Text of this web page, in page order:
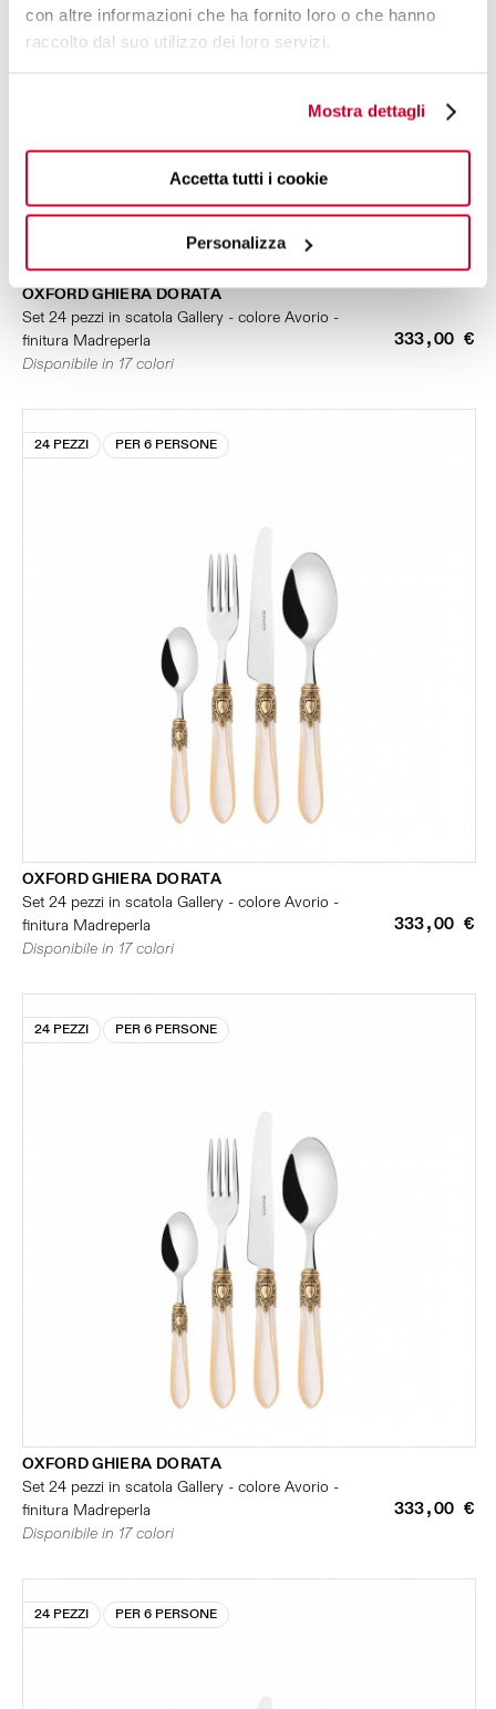
con altre informazioni che ha fornito loro o che hanno
raccolto dal suo utilizzo dei loro servizi.
Mostra dettagli
Accetta tutti i cookie
Personalizza
OXFORD GHIERA DORATA
Set 24 pezzi in scatola Gallery - colore Avorio -
finitura Madreperla
333,00 €
Disponibile in 17 colori
24 PEZZI PER 6 PERSONE
OXFORD GHIERA DORATA
Set 24 pezzi in scatola Gallery - colore Avorio -
finitura Madreperla
333,00 €
Disponibile in 17 colori
24 PEZZI PER 6 PERSONE
OXFORD GHIERA DORATA
Set 24 pezzi in scatola Gallery - colore Avorio -
finitura Madreperla
333,00 €
Disponibile in 17 colori
24 PEZZI PER 6 PERSONE